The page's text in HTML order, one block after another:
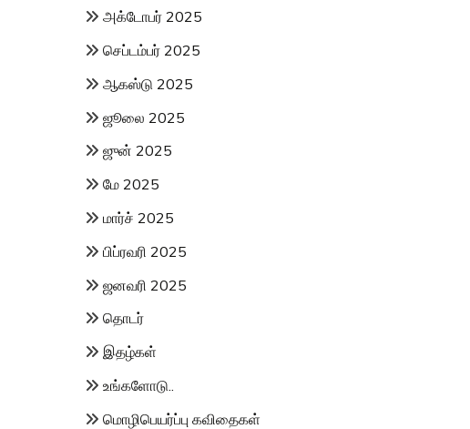
அக்டோபர் 2025
செப்டம்பர் 2025
ஆகஸ்டு 2025
ஜூலை 2025
ஜுன் 2025
மே 2025
மார்ச் 2025
பிப்ரவரி 2025
ஜனவரி 2025
தொடர்
இதழ்கள்
உங்களோடு..
மொழிபெயர்ப்பு கவிதைகள்